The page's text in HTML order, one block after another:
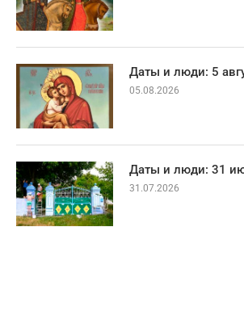
Даты и люди: 5
05.08.2026
Даты и люди: 31
31.07.2026